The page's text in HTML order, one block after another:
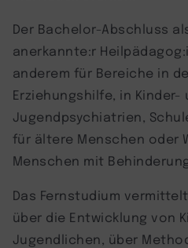
Der Bachelor-Abschluss
anerkannte:r
anderem für Bereiche in
Erziehungshilfe, in Kinder-
Jugendpsychiatrien,
für ältere Menschen oder
Menschen mit
Das Fernstudium
über die Entwicklung von
Jugendlichen, über